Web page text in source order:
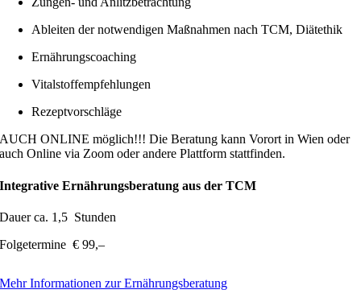
Ableiten der notwendigen Maßnahmen nach TCM, Diätethik
Ernährungscoaching
Vitalstoffempfehlungen
Rezeptvorschläge
AUCH ONLINE möglich!!! Die Beratung kann Vorort in Wien oder
auch Online via Zoom oder andere Plattform stattfinden.
Integrative Ernährungsberatung aus der TCM
Dauer ca. 1,5 Stunden
Folgetermine € 99,–
Mehr Informationen zur Ernährungsberatung